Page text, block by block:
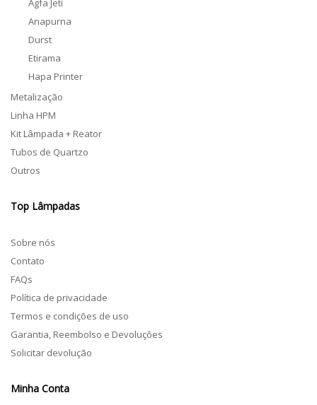
Agfa Jeti
Anapurna
Durst
Etirama
Hapa Printer
Metalização
Linha HPM
Kit Lâmpada + Reator
Tubos de Quartzo
Outros
Top Lâmpadas
Sobre nós
Contato
FAQs
Política de privacidade
Termos e condições de uso
Garantia, Reembolso e Devoluções
Solicitar devolução
Minha Conta